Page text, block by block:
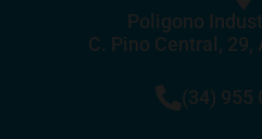
Poligono
C. Pino Central, 29,
(34) 955